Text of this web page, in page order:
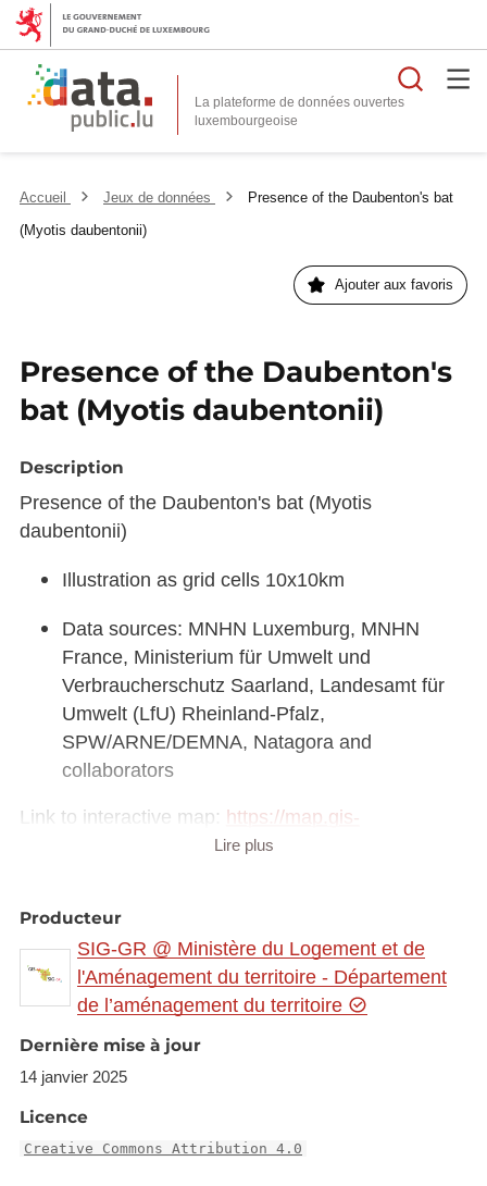
La plateforme de données ouvertes
Accueil Jeux de données
Presence of the Daubenton's bat
(Myotis daubentonii)
Ajouter aux favoris
Presence of the Daubenton's
bat (Myotis daubentonii)
Description
Presence of the Daubenton's bat (Myotis
daubentonii)
Illustration as grid cells 10x10km
Data sources: MNHN Luxemburg, MNHN
France, Ministerium für Umwelt und
Verbraucherschutz Saarland, Landesamt für
Umwelt (LfU) Rheinland-Pfalz,
SPW/ARNE/DEMNA, Natagora and
collaborators
Link to interactive map: https://map.gis-
=basemap_2015_global
Link to Geocatalog:https://geocatalogue.gis-
gr.eu/geonetwork/srv/eng/catalog.search#/metadat
a/297aa53e-caf2-4c22-af64-213a2c9d0d37
This dataset is published in the view service (WMS)
available at:
https://ws.geoportail.lu/wss/service/GR_Natudata_
Lire plus
Producteur
SIG-GR @ Ministère du Logement et de
l'Aménagement du territoire - Département
de l’aménagement du territoire
Dernière mise à jour
14 janvier 2025
Licence
Creative Commons Attribution 4.0